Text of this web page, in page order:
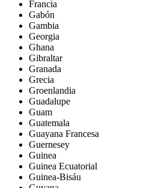
Francia
Gabón
Gambia
Georgia
Ghana
Gibraltar
Granada
Grecia
Groenlandia
Guadalupe
Guam
Guatemala
Guayana Francesa
Guernesey
Guinea
Guinea Ecuatorial
Guinea-Bisáu